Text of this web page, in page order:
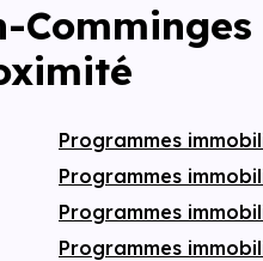
Programmes
Programmes
Programmes
Programmes